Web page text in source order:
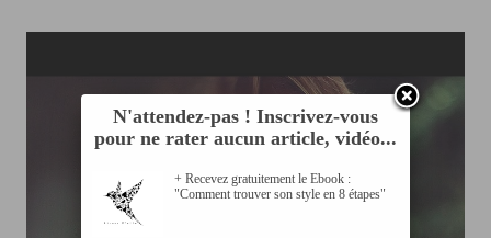
N'attendez-pas ! Inscrivez-vous
pour ne rater aucun article, vidéo...
+ Recevez gratuitement le Ebook :
"Comment trouver son style en 8 étapes"